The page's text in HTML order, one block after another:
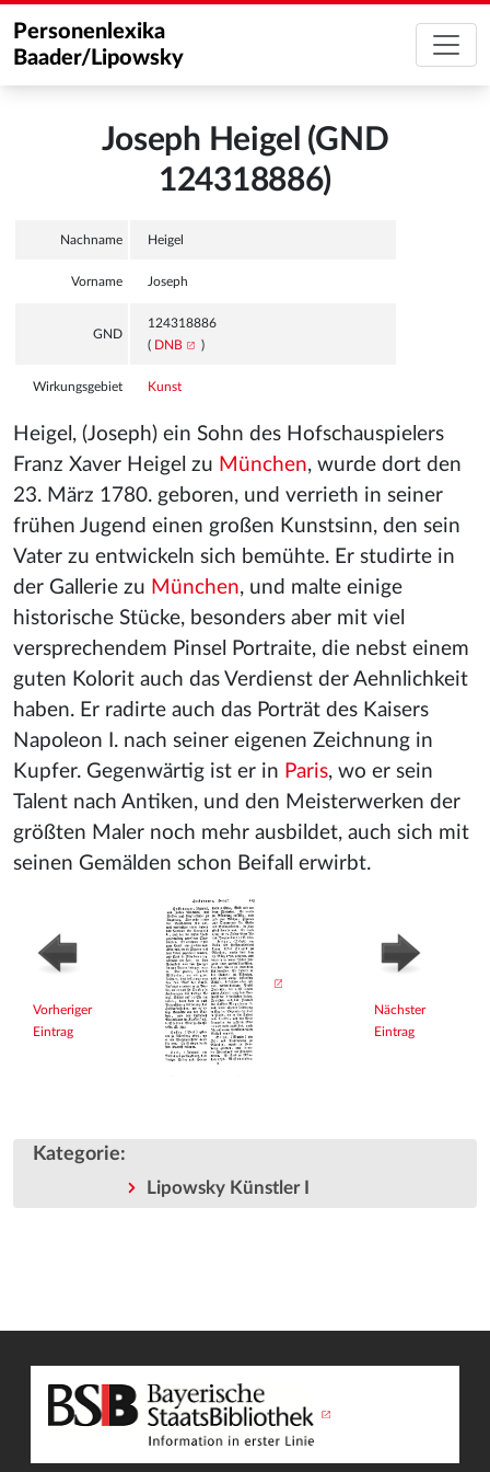
Personenlexika
Baader/Lipowsky
Joseph Heigel (GND
124318886)
Nachname Heigel
Vorname Joseph
GND
124318886
( DNB )
Wirkungsgebiet Kunst
Heigel, (Joseph) ein Sohn des Hofschauspielers
Franz Xaver Heigel zu München, wurde dort den
23. März 1780. geboren, und verrieth in seiner
frühen Jugend einen großen Kunstsinn, den sein
Vater zu entwickeln sich bemühte. Er studirte in
der Gallerie zu München, und malte einige
historische Stücke, besonders aber mit viel
versprechendem Pinsel Portraite, die nebst einem
guten Kolorit auch das Verdienst der Aehnlichkeit
haben. Er radirte auch das Porträt des Kaisers
Napoleon I. nach seiner eigenen Zeichnung in
Kupfer. Gegenwärtig ist er in Paris, wo er sein
Talent nach Antiken, und den Meisterwerken der
größten Maler noch mehr ausbildet, auch sich mit
seinen Gemälden schon Beifall erwirbt.
Vorheriger
Eintrag
Nächster
Eintrag
Kategorie:
Lipowsky Künstler I